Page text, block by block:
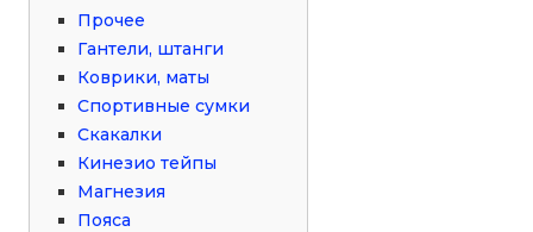
Прочее
Гантели, штанги
Коврики, маты
Спортивные сумки
Скакалки
Кинезио тейпы
Магнезия
Пояса